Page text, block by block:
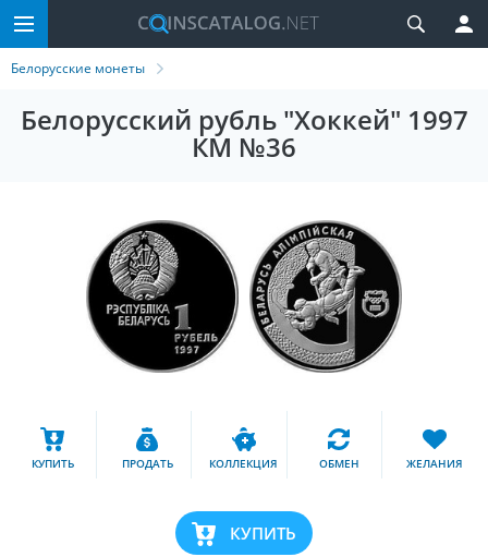
Белорусские монеты
Белорусский рубль "Хоккей" 1997
КМ №36
КУПИТЬ ПРОДАТЬ КОЛЛЕКЦИЯ ОБМЕН ЖЕЛАНИЯ
КУПИТЬ